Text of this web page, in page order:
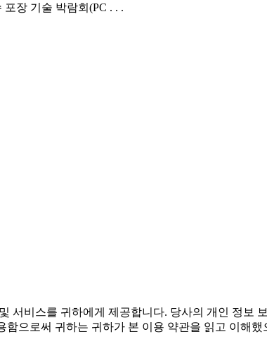
장 기술 박람회(PC . . .
서비스를 귀하에게 제공합니다. 당사의 개인 정보
으로써 귀하는 귀하가 본 이용 약관을 읽고 이해